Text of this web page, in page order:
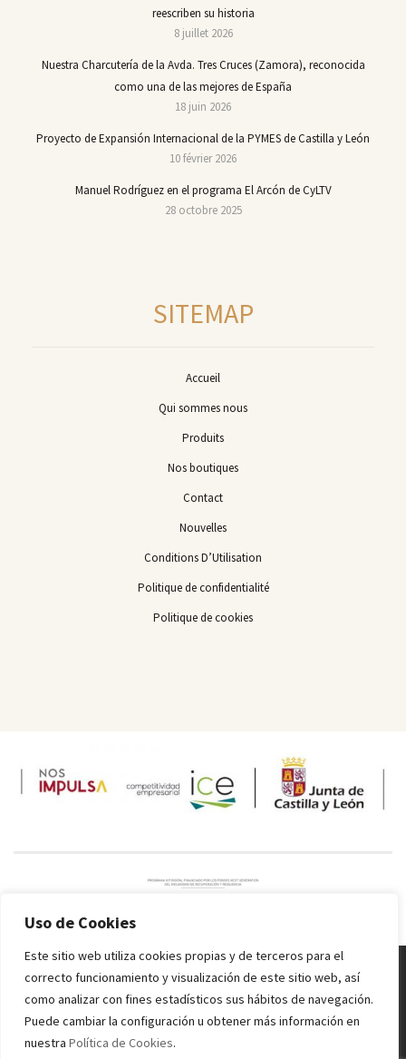
Uso de Cookies
Este sitio web utiliza cookies propias y de terceros para el
correcto funcionamiento y visualización de este sitio web, así
como analizar con fines estadísticos sus hábitos de navegación.
Puede cambiar la configuración u obtener más información en
nuestra Política de Cookies.
reescriben su historia
8 juillet 2026
Nuestra Charcutería de la Avda. Tres Cruces (Zamora), reconocida
como una de las mejores de España
18 juin 2026
Proyecto de Expansión Internacional de la PYMES de Castilla y León
10 février 2026
Manuel Rodríguez en el programa El Arcón de CyLTV
28 octobre 2025
SITEMAP
Accueil
Qui sommes nous
Produits
Nos boutiques
Contact
Nouvelles
Conditions D’Utilisation
Politique de confidentialité
Politique de cookies
Melquiades Rodríguez
© 2016 - 2024 Todos los derechos reservados.
Inicio
Información sobre alérgenos Valores nutricionales
Condiciones
de uso
Política de Privacidad